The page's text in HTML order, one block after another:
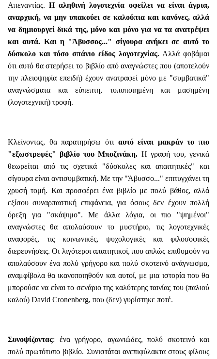
Απεναντίας.Η αληθινή λογοτεχνία οφείλει να είναι άγρια,
αναρχική, να μην υπακούει σε καλούπια και κανόνες, αλλά
να δημιουργεί δικά της, μόνο και μόνο για να τα ανατρέψει
και αυτά. Και η "Άβυσσος..." σίγουρα ανήκει σε αυτό το
δύσκολο και τόσο σπάνιο είδος λογοτεχνίας. Αλλά φοβάμαι
ότι αυτό θα στερήσει το βιβλίο από αναγνώστες που (αποτελούν
την πλειοψηφία επειδή) έχουν ανατραφεί μόνο με "συμβατικά"
αναγνώσματα και εύπεπτη, τυποποιημένη και μασημένη
(λογοτεχνική) τροφή.
Κλείνοντας, θα παρατηρήσω ότι αυτό είναι μακράν το πιο
"εξωστρεφές" βιβλίο του Μποζινάκη. Η γραφή του, γενικά
θεωρείται από τις σχετικά "δύσκολες και απαιτητικές" και
σίγουρα είναι αντισυμβατική. Με την "Άβυσσο..." επιτυγχάνει τη
χρυσή τομή. Και προσφέρει ένα βιβλίο με πολύ βάθος, αλλά
εξίσου συναρπαστική επιφάνεια, για όσους δεν έχουν πολλή
όρεξη για "σκάψιμο". Με άλλα λόγια, οι πιο "ψημένοι"
αναγνώστες θα απολαύσουν το μυστήριο, τις λογοτεχνικές
αναφορές, τις κοινωνικές, ψυχολογικές και φιλοσοφικές
διερευνήσεις. Οι λιγότεροι απαιτητικοί, που απλώς επιθυμούν να
απολαύσουν ένα πολύ γρήγορο και πολύ σκοτεινό ανάγνωσμα,
αναμφίβολα θα ικανοποιηθούν και αυτοί, με μια ιστορία που θα
μπορούσε να είναι το σενάριο της καλύτερης ταινίας του (παλιού
καλού) David Cronenberg, που (δεν) γυρίστηκε ποτέ.
Συνοψίζοντας: ένα γρήγορο, αγωνιώδες, πολύ σκοτεινό και
πολύ πρωτότυπο βιβλίο. Συνιστάται ανεπιφύλακτα στους φίλους